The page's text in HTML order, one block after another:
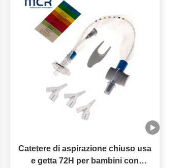
Catetere di aspirazione chiuso usa
e getta 72H per bambini con